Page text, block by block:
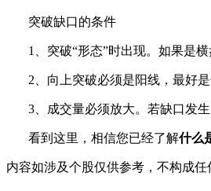
突破缺口的条件
1、突破“形态”时出现。如果是横
2、向上突破必须是阳线，最好是
3、成交量必须放大。若缺口发生
看到这里，相信您已经了解什么
内容如涉及个股仅供参考，不构成